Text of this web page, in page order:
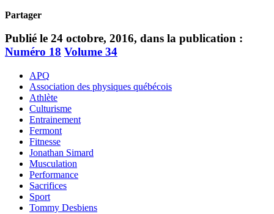
Partager
Publié le 24 octobre, 2016, dans la publication :
Numéro 18 Volume 34
APQ
Association des physiques québécois
Athlète
Culturisme
Entrainement
Fermont
Fitnesse
Jonathan Simard
Musculation
Performance
Sacrifices
Sport
Tommy Desbiens